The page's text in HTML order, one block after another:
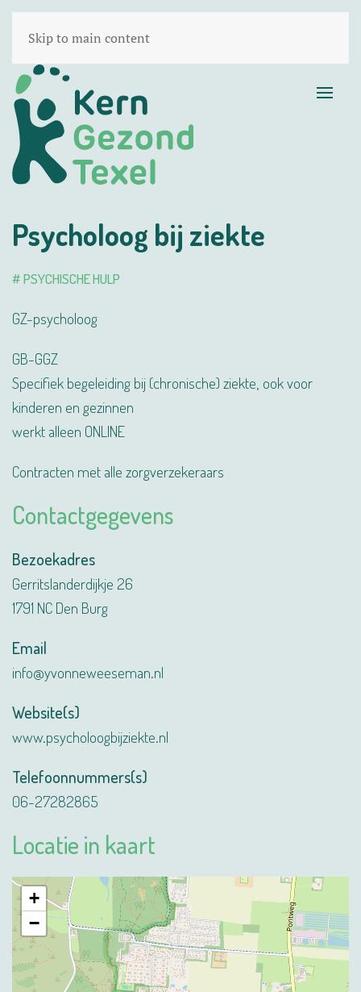
Skip to main content
Psycholoog bij ziekte
# PSYCHISCHE HULP
GZ-psycholoog
GB-GGZ
Specifiek begeleiding bij (chronische) ziekte, ook voor
kinderen en gezinnen
werkt alleen ONLINE
Contracten met alle zorgverzekeraars
Contactgegevens
Bezoekadres
Gerritslanderdijkje 26
1791 NC Den Burg
Email
info@yvonneweeseman.nl
Website(s)
www.psycholoogbijziekte.nl
Telefoonnummers(s)
06-27282865
Locatie in kaart
+
−